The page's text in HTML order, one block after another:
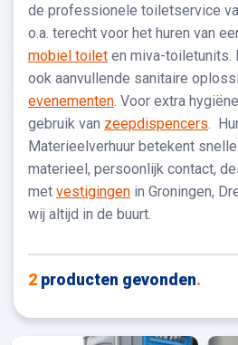
de professionele toiletservice
o.a. terecht voor het huren van
mobiel toilet en miva-toiletunits.
ook aanvullende sanitaire
evenementen . Voor extra
gebruik van zeepdispencers .
Materieelverhuur betekent
materieel, persoonlijk contact,
met vestigingen in Groningen,
wij altijd in de buurt.
2 producten gevonden.